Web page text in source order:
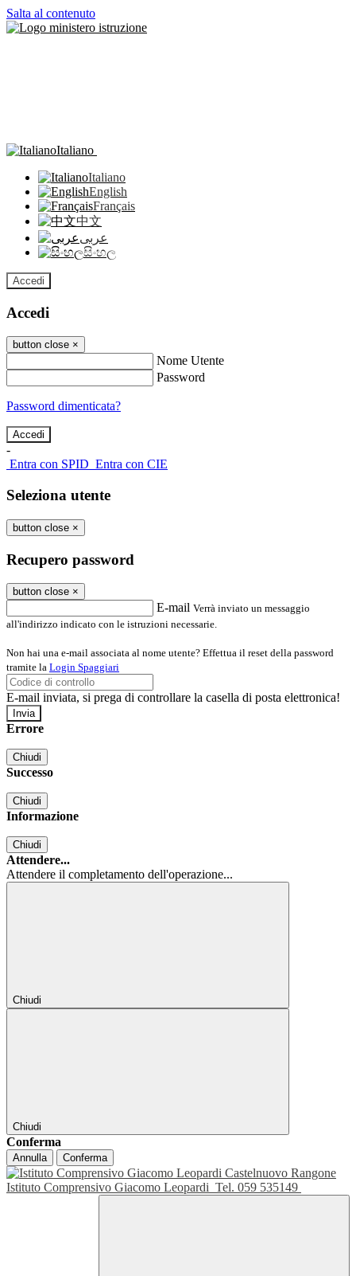
Salta al contenuto
Italiano
Italiano
English
Français
中文
عربى
සිංහල
Accedi
Accedi
button close ×
Nome Utente
Password
Password dimenticata?
-
Entra con SPID Entra con CIE
Seleziona utente
button close ×
Recupero password
button close ×
E-mail Verrà inviato un messaggio
all'indirizzo indicato con le istruzioni necessarie.
Non hai una e-mail associata al nome utente? Effettua il reset della password
tramite la Login Spaggiari
E-mail inviata, si prega di controllare la casella di posta elettronica!
Errore
Chiudi
Successo
Chiudi
Informazione
Chiudi
Attendere...
Attendere il completamento dell'operazione...
Chiudi
Chiudi
Conferma
Annulla Conferma
Istituto Comprensivo Giacomo Leopardi Tel. 059 535149